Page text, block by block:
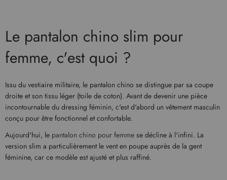
Le pantalon chino slim pour
femme, c'est quoi ?
Issu du vestiaire militaire, le pantalon chino se distingue par sa coupe
droite et son tissu léger (toile de coton). Avant de devenir une pièce
incontournable du dressing féminin, c'est d'abord un vêtement masculin
conçu pour être fonctionnel et confortable.
Aujourd'hui, le pantalon chino pour femme se décline à l'infini. La
version slim a particulièrement le vent en poupe auprès de la gent
féminine, car ce modèle est ajusté et plus raffiné.